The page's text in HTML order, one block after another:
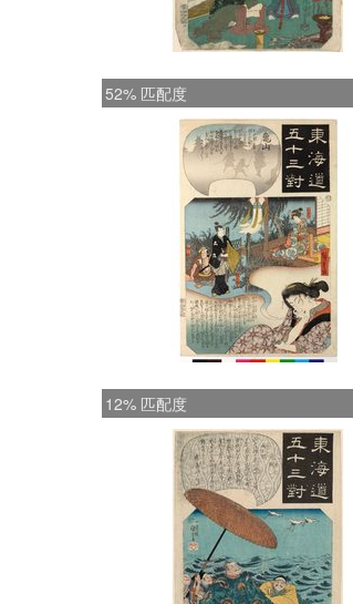
52% 匹配度
12% 匹配度